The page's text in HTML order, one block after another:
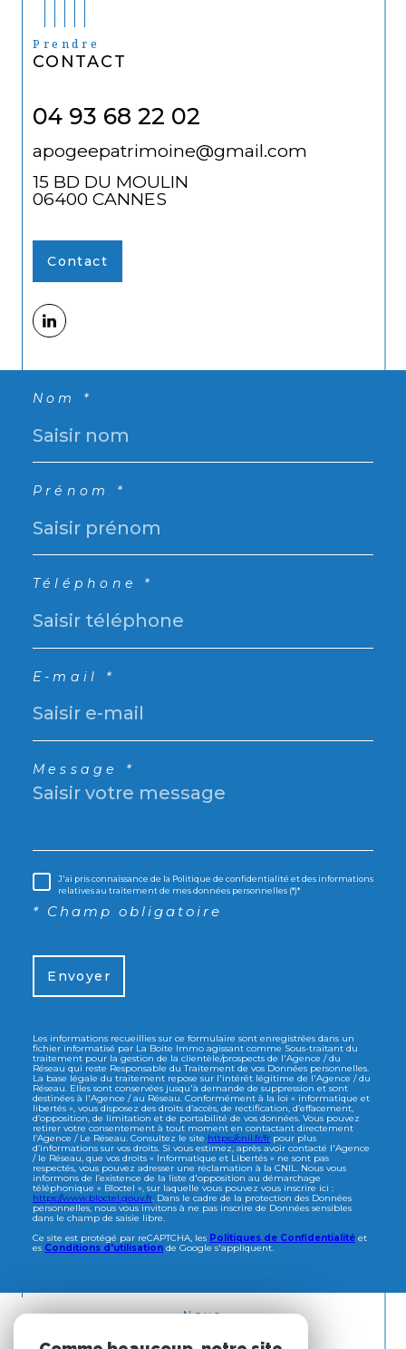
Nom *
Prénom *
Téléphone *
E-mail *
Message *
J'ai pris connaissance de la Politique de confidentialité et des informations
relatives au traitement de mes données personnelles (*)*
* Champ obligatoire
Envoyer
Les informations recueillies sur ce formulaire sont enregistrées dans un
fichier informatisé par La Boite Immo agissant comme Sous-traitant du
traitement pour la gestion de la clientèle/prospects de l'Agence / du
Réseau qui reste Responsable du Traitement de vos Données personnelles.
La base légale du traitement repose sur l'intérêt légitime de l'Agence / du
Réseau. Elles sont conservées jusqu'à demande de suppression et sont
destinées à l'Agence / au Réseau. Conformément à la loi « informatique et
libertés », vous disposez des droits d’accès, de rectification, d’effacement,
d’opposition, de limitation et de portabilité de vos données. Vous pouvez
retirer votre consentement à tout moment en contactant directement
l’Agence / Le Réseau. Consultez le site https://cnil.fr/fr pour plus
d’informations sur vos droits. Si vous estimez, après avoir contacté l'Agence
/ le Réseau, que vos droits « Informatique et Libertés » ne sont pas
respectés, vous pouvez adresser une réclamation à la CNIL. Nous vous
informons de l’existence de la liste d'opposition au démarchage
téléphonique « Bloctel », sur laquelle vous pouvez vous inscrire ici :
https://www.bloctel.gouv.fr. Dans le cadre de la protection des Données
personnelles, nous vous invitons à ne pas inscrire de Données sensibles
dans le champ de saisie libre.
Ce site est protégé par reCAPTCHA, les Politiques de Confidentialité et
es Conditions d'utilisation de Google s'appliquent.
Prendre
CONTACT
04 93 68 22 02
apogeepatrimoine@gmail.com
15 BD DU MOULIN
06400 CANNES
Contact
Nous